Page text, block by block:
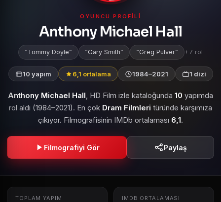
OYUNCU PROFILI
Anthony Michael Hall
Tommy Doyle Gary Smith Greg Pulver +7 rol
10 yapım 6,1 ortalama 1984–2021 1 dizi
Anthony Michael Hall, HD Film izle kataloğunda 10 yapımda
rol aldı (1984–2021). En çok Dram Filmleri türünde karşımıza
çıkıyor. Filmografisinin IMDb ortalaması 6,1.
Filmografiyi Gör Paylaş
TOPLAM YAPIM IMDB ORTALAMASI